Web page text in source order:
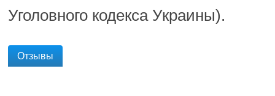
Уголовного кодекса Украины).
Отзывы